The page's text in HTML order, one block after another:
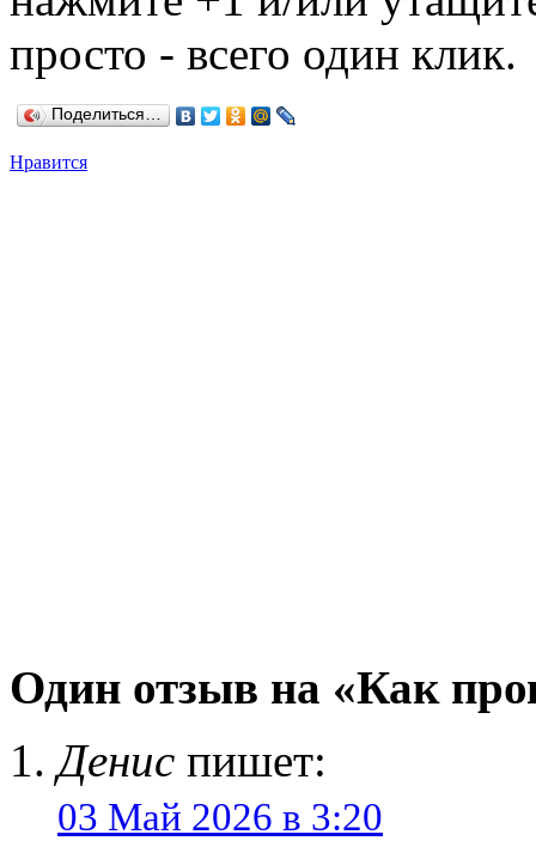
просто - всего один клик.
Поделиться…
Нравится
Один отзыв на «Как
Денис пишет:
03 Май 2026 в 3:20